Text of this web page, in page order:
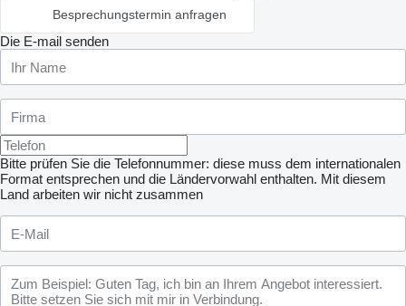
Besprechungstermin anfragen
Die E-mail senden
Bitte prüfen Sie die Telefonnummer: diese muss dem internationalen
Format entsprechen und die Ländervorwahl enthalten. Mit diesem
Land arbeiten wir nicht zusammen